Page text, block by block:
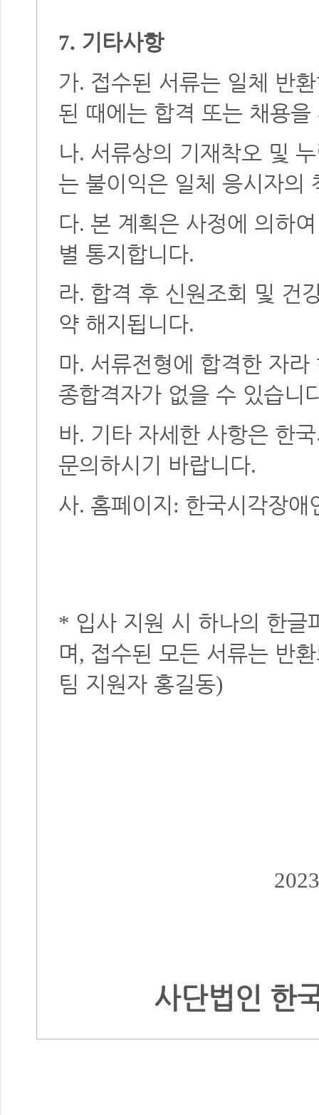
7. 기타사항
가. 접수된 서류는 일체 반
된 때에는 합격 또는 채용을
나. 서류상의 기재착오 및
는 불이익은 일체 응시자의
다. 본 계획은 사정에 의하
별 통지합니다.
라. 합격 후 신원조회 및 건
약 해지됩니다.
마. 서류전형에 합격한 자
종합격자가 없을 수 있습니
바. 기타 자세한 사항은 한
문의하시기 바랍니다.
사. 홈페이지 : 한국시각장애
* 입사 지원 시 하나의 한글
며 , 접수된 모든 서류는 반
팀 지원자 홍길동)
2023
사단법인 한